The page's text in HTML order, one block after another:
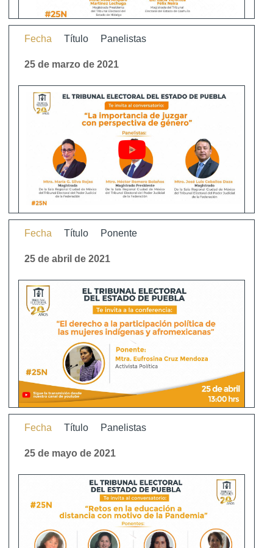
Fecha Título Panelistas
25 de marzo de 2021
Fecha Título Ponente
25 de abril de 2021
Fecha Título Panelistas
25 de mayo de 2021